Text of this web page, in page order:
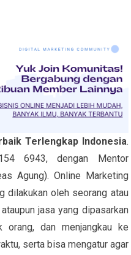
Terlengkap Indonesia.
6943, dengan Mentor
Agung). Online Marketing
dilakukan oleh seorang atau
jasa yang dipasarkan
dan menjangkau ke
serta bisa mengatur agar